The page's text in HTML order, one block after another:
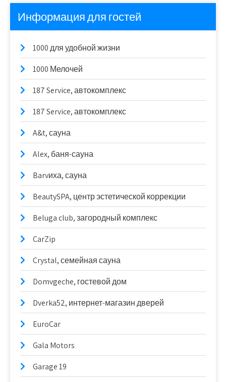
Информация для гостей
1000 для удобной жизни
1000 Мелочей
187 Service, автокомплекс
187 Service, автокомплекс
A&t, сауна
Alex, баня-сауна
Barvиха, сауна
BeautySPA, центр эстетической коррекции
Beluga club, загородный комплекс
CarZip
Crystal, семейная сауна
Domvgeche, гостевой дом
Dverka52, интернет-магазин дверей
EuroCar
Gala Motors
Garage 19